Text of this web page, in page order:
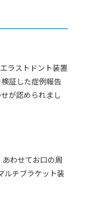
ラストドント装置
証した症例報告
が認められまし
わせてお口の周
ルチブラケット装